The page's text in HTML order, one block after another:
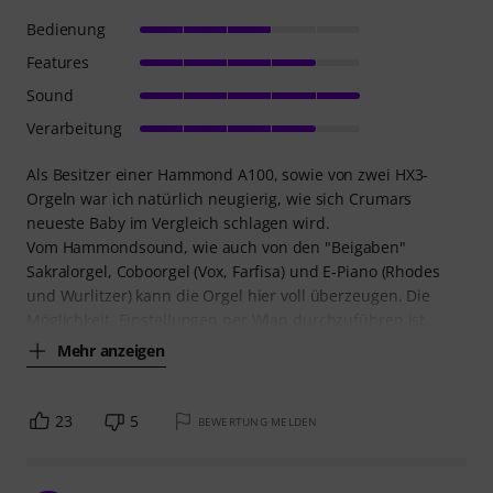
Als Besitzer einer Hammond A100, sowie von zwei HX3-
Orgeln war ich natürlich neugierig, wie sich Crumars
neueste Baby im Vergleich schlagen wird.
Vom Hammondsound, wie auch von den "Beigaben"
Sakralorgel, Coboorgel (Vox, Farfisa) und E-Piano (Rhodes
und Wurlitzer) kann die Orgel hier voll überzeugen. Die
Mehr anzeigen
Bedienung
Features
Sound
Verarbeitung
23 5 BEWERTUNG MELDEN